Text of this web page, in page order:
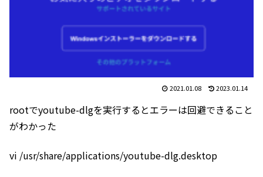
2021.01.08 2023.01.14
rootでyoutube-dlgを実行するとエラーは回避できること
がわかった
vi /usr/share/applications/youtube-dlg.desktop